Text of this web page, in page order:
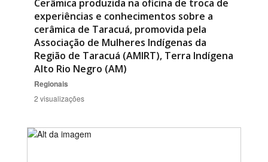
Cerâmica produzida na oficina de troca de
experiências e conhecimentos sobre a
cerâmica de Taracuá, promovida pela
Associação de Mulheres Indígenas da
Região de Taracuá (AMIRT), Terra Indígena
Alto Rio Negro (AM)
Regionais
2 visualizações